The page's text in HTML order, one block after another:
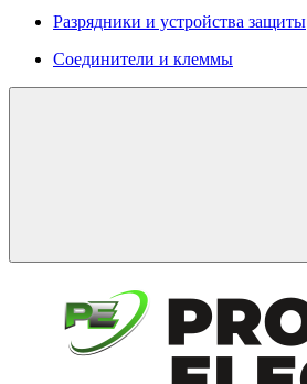
Разрядники и устройства защиты
Соединители и клеммы